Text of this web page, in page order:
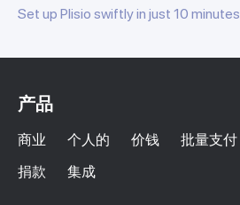
Set up Plisio swiftly in just 10 minutes.
产品
商业 个人的 价钱 批量支付
捐款
集成